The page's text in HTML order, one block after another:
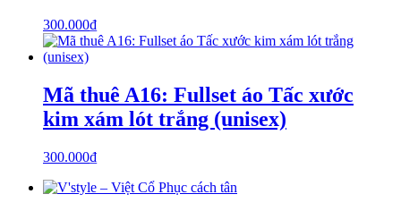
300.000₫
Mã thuê A16: Fullset áo Tấc xước
kim xám lót trắng (unisex)
300.000₫